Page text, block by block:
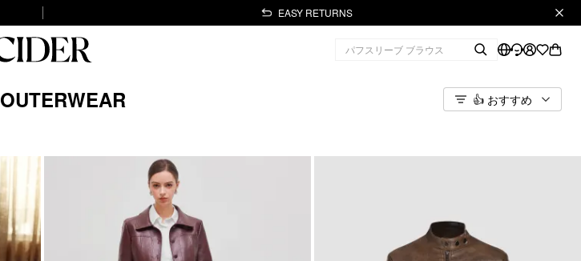
EASY RETURNS
OUTERWEAR 👍 おすすめ